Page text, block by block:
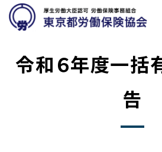
労働／社会保険とは
令和６年度一括
告